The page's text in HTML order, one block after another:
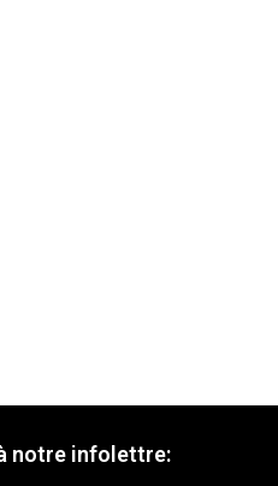
notre infolettre: